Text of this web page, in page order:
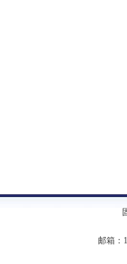
邮箱：